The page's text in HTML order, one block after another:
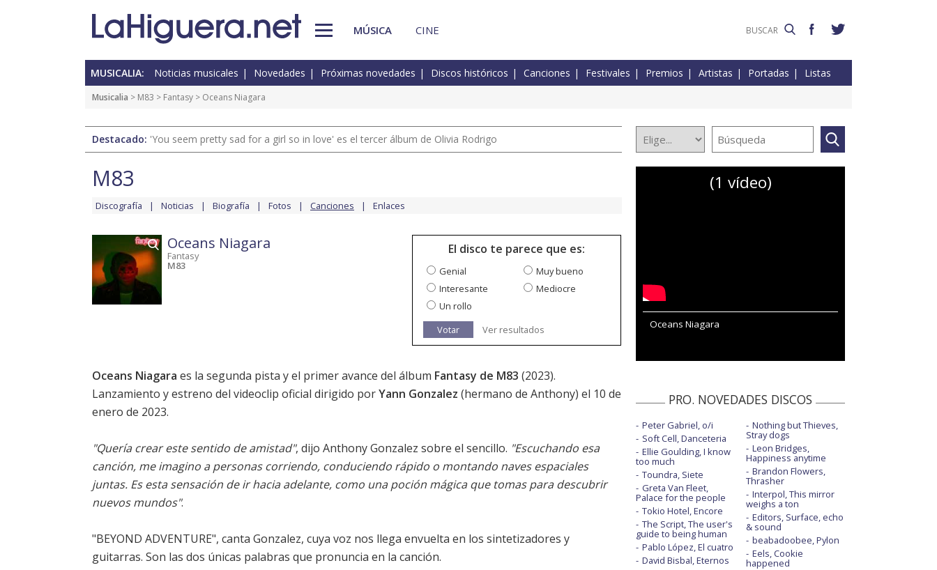
MÚSICA CINE
MUSICALIA: Noticias musicales Novedades Próximas novedades Discos históricos Canciones Festivales Premios Artistas Portadas Listas
Musicalia > M83 > Fantasy > Oceans Niagara
Destacado: 'You seem pretty sad for a girl so in love' es el tercer álbum de Olivia Rodrigo
M83
Discografía Noticias Biografía Fotos Canciones Enlaces
Oceans Niagara
Fantasy
M83
El disco te parece que es:
Genial
Muy bueno
Interesante
Mediocre
Un rollo
Votar
Ver resultados
Oceans Niagara es la segunda pista y el primer avance del álbum Fantasy de M83 (2023).
Lanzamiento y estreno del videoclip oficial dirigido porYann Gonzalez (hermano de Anthony) el 10 de
enero de 2023.
"Quería crear este sentido de amistad", dijo Anthony Gonzalez sobre el sencillo. "Escuchando esa
canción, me imagino a personas corriendo, conduciendo rápido o montando naves espaciales
juntas. Es esta sensación de ir hacia adelante, como una poción mágica que tomas para descubrir
nuevos mundos".
"BEYOND ADVENTURE", canta Gonzalez, cuya voz nos llega envuelta en los sintetizadores y
guitarras. Son las dos únicas palabras que pronuncia en la canción.
(1 vídeo)
Oceans Niagara
PRO. NOVEDADES DISCOS
Peter Gabriel, o/i
Soft Cell, Danceteria
Ellie Goulding, I know
too much
Toundra, Siete
Greta Van Fleet,
Palace for the people
Tokio Hotel, Encore
The Script, The user's
guide to being human
Pablo López, El cuatro
David Bisbal, Eternos
Nothing but Thieves,
Stray dogs
Leon Bridges,
Happiness anytime
Brandon Flowers,
Thrasher
Interpol, This mirror
weighs a ton
Editors, Surface, echo
& sound
beabadoobee, Pylon
Eels, Cookie
happened